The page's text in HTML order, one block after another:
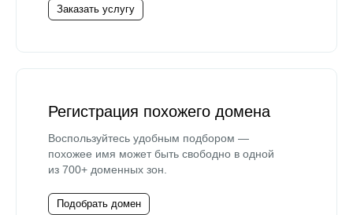
Заказать услугу
Регистрация похожего домена
Воспользуйтесь удобным подбором —
похожее имя может быть свободно в одной
из 700+ доменных зон.
Подобрать домен